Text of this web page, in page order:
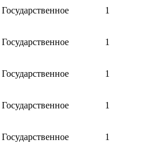
Государственное 1
Государственное 1
Государственное 1
Государственное 1
Государственное 1